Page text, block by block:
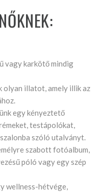
vagy karkötő mindig
olyan illatot, amely illik az
egy kényeztető
testápolókat,
szóló utalványt.
szabott fotóalbum,
póló vagy egy szép
wellness-hétvége,